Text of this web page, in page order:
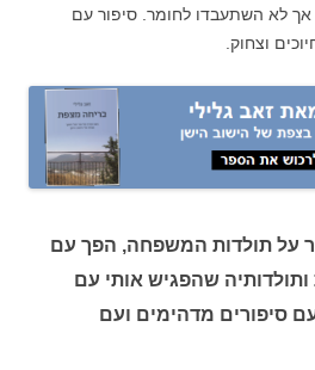
לא השתעבדו לחומר. סיפור עם
וצחוק.
על תולדות המשפחה, הפך עם
שהפגיש אותי עם
סיפורים מדהימים ועם